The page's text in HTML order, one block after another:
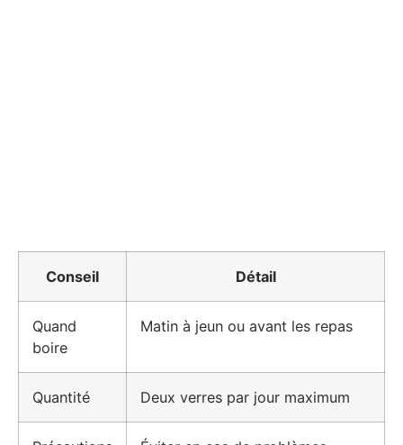
Conseil Détail
Quand
boire
Matin à jeun ou avant les repas
Quantité Deux verres par jour maximum